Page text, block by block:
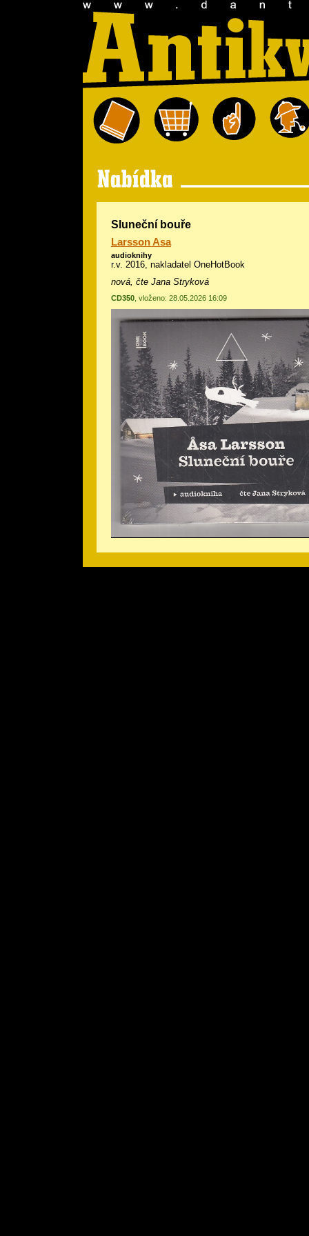
Sluneční bouře
Larsson Asa
audioknihy
r.v. 2016, nakladatel OneHotBook
nová, čte Jana Stryková
CD350 , vloženo: 28.05.2026 16:09